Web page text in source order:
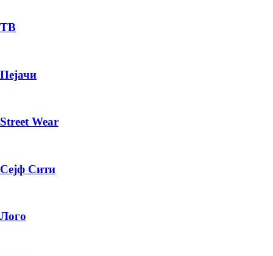
ПЛАТИ ПРИ ДОСТАВА ВО КЕШ
ТВ
Пејачи
Street Wear
Сејф Сити
Лого